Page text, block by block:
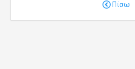
Πίσω